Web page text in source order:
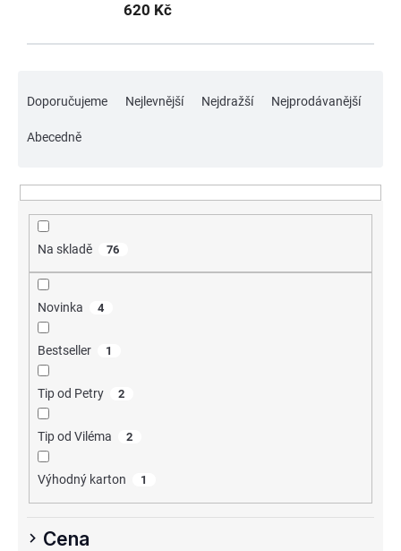
620 Kč
a
z
n
Doporučujeme Nejlevnější Nejdražší Nejprodávanější
Abecedně
Na skladě 76
Novinka 4
Bestseller 1
Tip od Petry 2
Tip od Viléma 2
Výhodný karton 1
Cena